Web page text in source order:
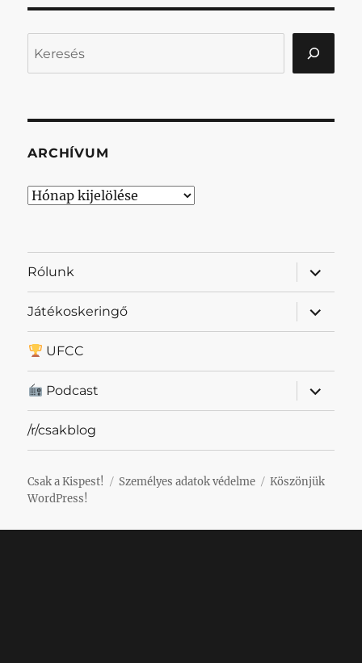
ARCHÍVUM
Archívum
Rólunk
almenü
Játékoskeringő
almenü
UFCC
Podcast
almenü
/r/csakblog
Csak a Kispest! Személyes adatok védelme
Köszönjük
WordPress!